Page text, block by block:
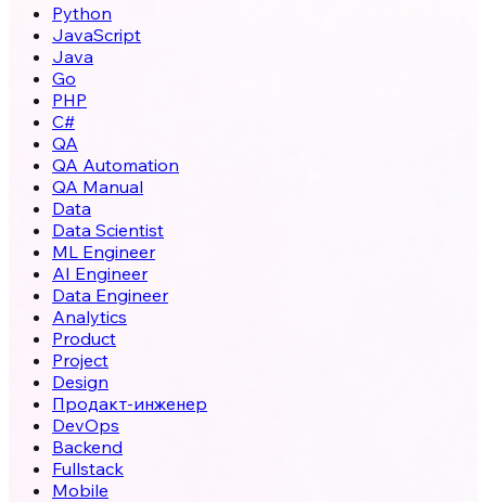
Python
JavaScript
Java
Go
PHP
C#
QA
QA Automation
QA Manual
Data
Data Scientist
ML Engineer
AI Engineer
Data Engineer
Analytics
Product
Project
Design
Продакт-инженер
DevOps
Backend
Fullstack
Mobile